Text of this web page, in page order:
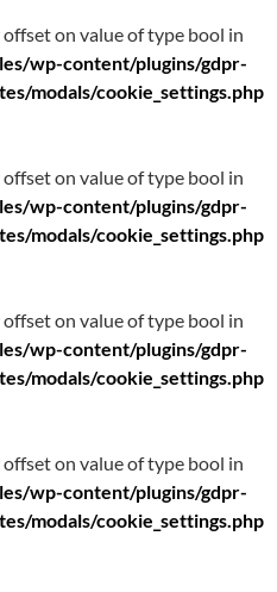
offset on value of type bool in
wp-content/plugins/gdpr-
modals/cookie_settings.php
offset on value of type bool in
wp-content/plugins/gdpr-
modals/cookie_settings.php
offset on value of type bool in
wp-content/plugins/gdpr-
modals/cookie_settings.php
offset on value of type bool in
wp-content/plugins/gdpr-
modals/cookie_settings.php